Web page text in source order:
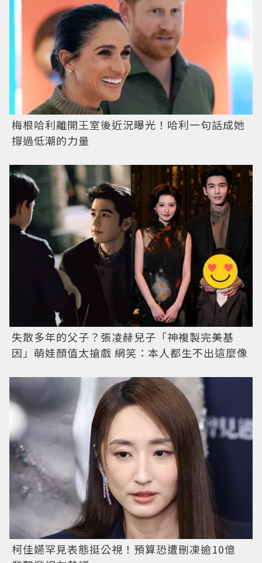
梅根哈利離開王室後近況曝光！哈利一句話成她
撐過低潮的力量
失散多年的父子？張凌赫兒子「神複製完美基
因」萌娃顏值太搶戲 網笑：本人都生不出這麼像
柯佳嬿罕見表態挺公視！預算恐遭刪凍逾10億